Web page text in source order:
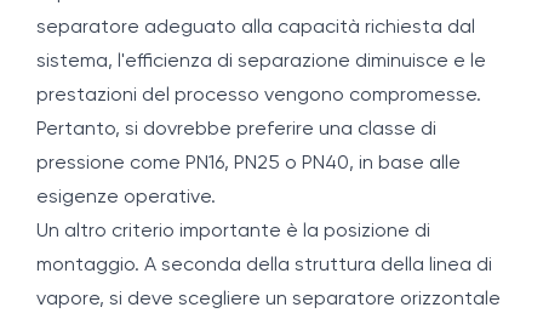
separatore adeguato alla capacità richiesta dal
sistema, l'efficienza di separazione diminuisce e le
prestazioni del processo vengono compromesse.
Pertanto, si dovrebbe preferire una classe di
pressione come PN16, PN25 o PN40, in base alle
esigenze operative.
Un altro criterio importante è la posizione di
montaggio. A seconda della struttura della linea di
vapore, si deve scegliere un separatore orizzontale